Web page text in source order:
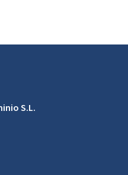
S.L.